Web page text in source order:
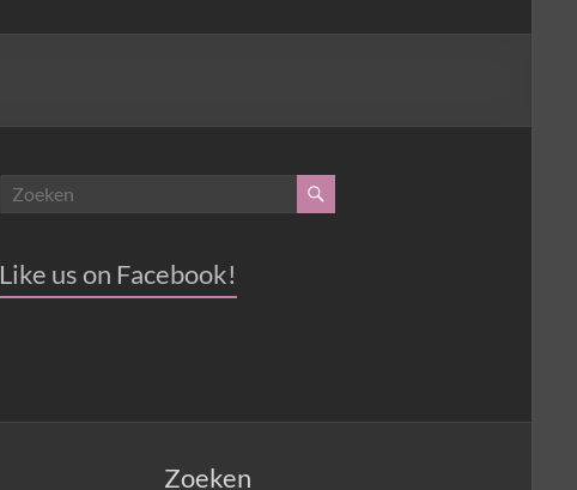
Like us on Facebook!
Zoeken